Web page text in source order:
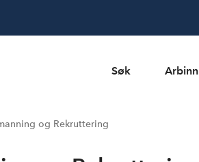
Søk Arbinn
og Rekruttering